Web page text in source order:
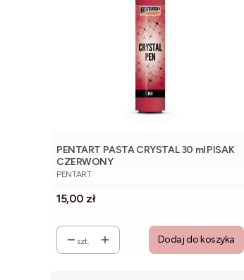
PENTART PASTA CRYSTAL 30 ml PISAK
CZERWONY
PRODUCENT
PENTART
Cena
15,00 zł
szt. Dodaj do koszyka